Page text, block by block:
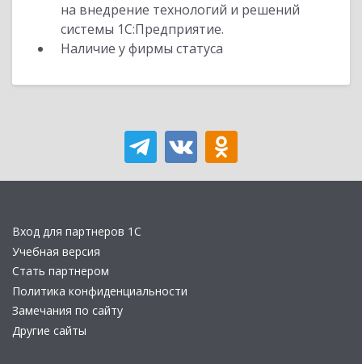
на внедрение технологий и решений
системы 1С:Предприятие.
Наличие у фирмы статуса
Вход для партнеров 1С
Учебная версия
Стать партнером
Политика конфиденциальности
Замечания по сайту
Другие сайты